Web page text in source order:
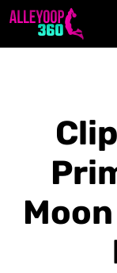
Aller